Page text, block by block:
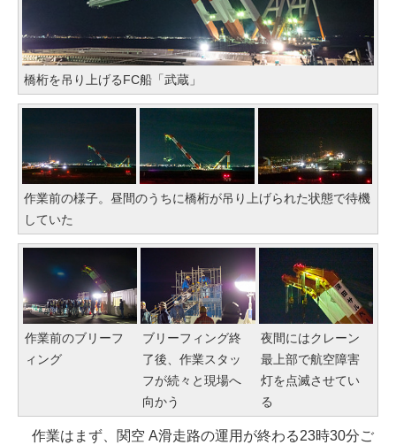
橋桁を吊り上げるFC船「武蔵」
作業前の様子。昼間のうちに橋桁が吊り上げられた状態で待機
していた
作業前のブリーフ
ィング
ブリーフィング終
了後、作業スタッ
フが続々と現場へ
向かう
夜間にはクレーン
最上部で航空障害
灯を点滅させてい
る
作業はまず、関空 A滑走路の運用が終わる23時30分ご